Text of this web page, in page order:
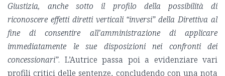
Giustizia, anche sotto il profilo della possibilità di
riconoscere effetti diretti verticali “inversi” della Direttiva al
fine di consentire all’amministrazione di applicare
immediatamente le sue disposizioni nei confronti dei
concessionari”. L’Autrice passa poi a evidenziare vari
profili critici delle sentenze, concludendo con una nota